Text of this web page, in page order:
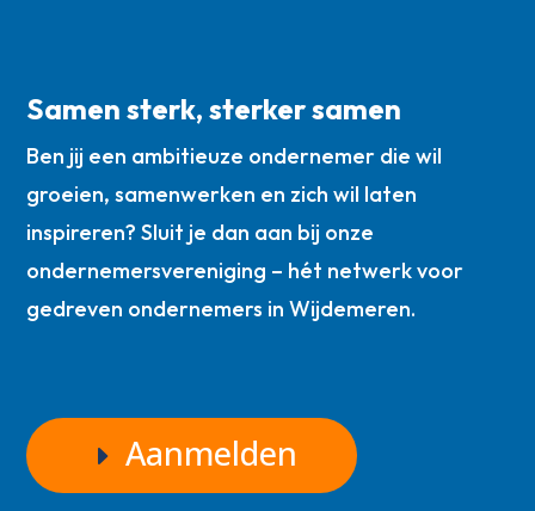
Samen sterk, sterker samen
Ben jij een ambitieuze ondernemer die wil
groeien, samenwerken en zich wil laten
inspireren? Sluit je dan aan bij onze
ondernemersvereniging – hét netwerk voor
gedreven ondernemers in Wijdemeren.
Aanmelden